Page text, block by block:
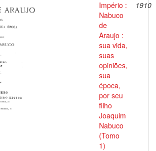
Império :
Nabuco
de
Araujo :
sua vida,
suas
opiniões,
sua
época,
por seu
filho
Joaquim
Nabuco
(Tomo
1)
1910